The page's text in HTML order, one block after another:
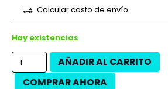
12 cuotas
9 cuotasCalcular costo de envío
Hay existencias
AÑADIR AL CARRITO
COMPRAR AHORA